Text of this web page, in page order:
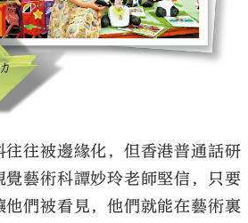
往被邊緣化，但香港普通話研
覺藝術科譚妙玲老師堅信，只要
們被看見，他們就能在藝術裏